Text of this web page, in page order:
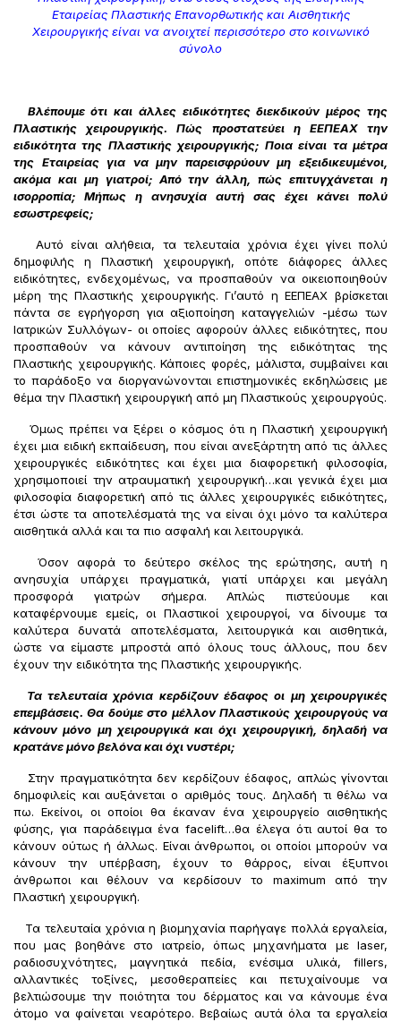
Εταιρείας Πλαστικής Επανορθωτικής και Αισθητικής
Χειρουργικής είναι να ανοιχτεί περισσότερο στο κοινωνικό
σύνολο
Βλέπουμε ότι και άλλες ειδικότητες διεκδικούν μέρος της
Πλαστικής χειρουργικής. Πώς προστατεύει η ΕΕΠΕΑΧ την
ειδικότητα της Πλαστικής χειρουργικής; Ποια είναι τα μέτρα
της Εταιρείας για να μην παρεισφρύουν μη εξειδικευμένοι,
ακόμα και μη γιατροί; Από την άλλη, πώς επιτυγχάνεται η
ισορροπία; Μήπως η ανησυχία αυτή σας έχει κάνει πολύ
εσωστρεφείς;
Αυτό είναι αλήθεια, τα τελευταία χρόνια έχει γίνει πολύ
δημοφιλής η Πλαστική χειρουργική, οπότε διάφορες άλλες
ειδικότητες, ενδεχομένως, να προσπαθούν να οικειοποιηθούν
μέρη της Πλαστικής χειρουργικής. Γι’αυτό η ΕΕΠΕΑΧ βρίσκεται
πάντα σε εγρήγορση για αξιοποίηση καταγγελιών -μέσω των
Ιατρικών Συλλόγων- οι οποίες αφορούν άλλες ειδικότητες, που
προσπαθούν να κάνουν αντιποίηση της ειδικότητας της
Πλαστικής χειρουργικής. Κάποιες φορές, μάλιστα, συμβαίνει και
το παράδοξο να διοργανώνονται επιστημονικές εκδηλώσεις με
θέμα την Πλαστική χειρουργική από μη Πλαστικούς χειρουργούς.
Όμως πρέπει να ξέρει ο κόσμος ότι η Πλαστική χειρουργική
έχει μια ειδική εκπαίδευση, που είναι ανεξάρτητη από τις άλλες
χειρουργικές ειδικότητες και έχει μια διαφορετική φιλοσοφία,
χρησιμοποιεί την ατραυματική χειρουργική…και γενικά έχει μια
φιλοσοφία διαφορετική από τις άλλες χειρουργικές ειδικότητες,
έτσι ώστε τα αποτελέσματά της να είναι όχι μόνο τα καλύτερα
αισθητικά αλλά και τα πιο ασφαλή και λειτουργικά.
Όσον αφορά το δεύτερο σκέλος της ερώτησης, αυτή η
ανησυχία υπάρχει πραγματικά, γιατί υπάρχει και μεγάλη
προσφορά γιατρών σήμερα. Απλώς πιστεύουμε και
καταφέρνουμε εμείς, οι Πλαστικοί χειρουργοί, να δίνουμε τα
καλύτερα δυνατά αποτελέσματα, λειτουργικά και αισθητικά,
ώστε να είμαστε μπροστά από όλους τους άλλους, που δεν
έχουν την ειδικότητα της Πλαστικής χειρουργικής.
Τα τελευταία χρόνια κερδίζουν έδαφος οι μη χειρουργικές
επεμβάσεις. Θα δούμε στο μέλλον Πλαστικούς χειρουργούς να
κάνουν μόνο μη χειρουργικά και όχι χειρουργική, δηλαδή να
κρατάνε μόνο βελόνα και όχι νυστέρι;
Στην πραγματικότητα δεν κερδίζουν έδαφος, απλώς γίνονται
δημοφιλείς και αυξάνεται ο αριθμός τους. Δηλαδή τι θέλω να
πω. Εκείνοι, οι οποίοι θα έκαναν ένα χειρουργείο αισθητικής
φύσης, για παράδειγμα ένα facelift…θα έλεγα ότι αυτοί θα το
κάνουν ούτως ή άλλως. Είναι άνθρωποι, οι οποίοι μπορούν να
κάνουν την υπέρβαση, έχουν το θάρρος, είναι έξυπνοι
άνθρωποι και θέλουν να κερδίσουν το maximum από την
Πλαστική χειρουργική.
Τα τελευταία χρόνια η βιομηχανία παρήγαγε πολλά εργαλεία,
που μας βοηθάνε στο ιατρείο, όπως μηχανήματα με laser,
ραδιοσυχνότητες, μαγνητικά πεδία, ενέσιμα υλικά, fillers,
αλλαντικές τοξίνες, μεσοθεραπείες και πετυχαίνουμε να
βελτιώσουμε την ποιότητα του δέρματος και να κάνουμε ένα
άτομο να φαίνεται νεαρότερο. Βεβαίως αυτά όλα τα εργαλεία